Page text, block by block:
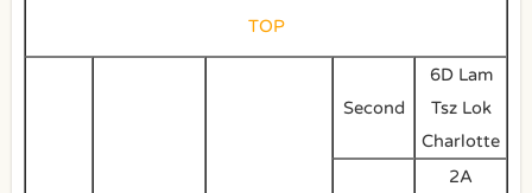
TOP
Second
6D Lam
Tsz Lok
Charlotte
2A